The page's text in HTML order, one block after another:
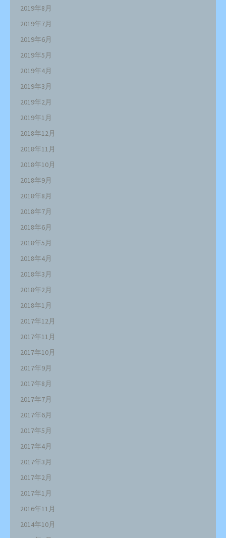
2019年8月
2019年7月
2019年6月
2019年5月
2019年4月
2019年3月
2019年2月
2019年1月
2018年12月
2018年11月
2018年10月
2018年9月
2018年8月
2018年7月
2018年6月
2018年5月
2018年4月
2018年3月
2018年2月
2018年1月
2017年12月
2017年11月
2017年10月
2017年9月
2017年8月
2017年7月
2017年6月
2017年5月
2017年4月
2017年3月
2017年2月
2017年1月
2016年11月
2014年10月